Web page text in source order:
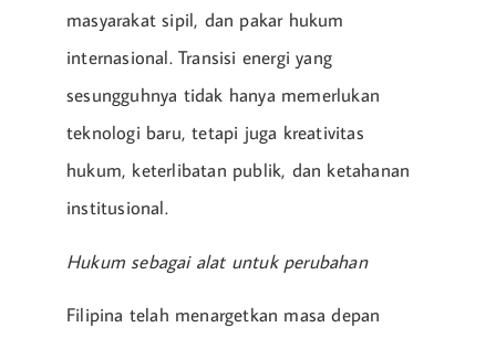
masyarakat sipil, dan pakar hukum
internasional. Transisi energi yang
sesungguhnya tidak hanya memerlukan
teknologi baru, tetapi juga kreativitas
hukum, keterlibatan publik, dan ketahanan
institusional.
Hukum sebagai alat untuk perubahan
Filipina telah menargetkan masa depan